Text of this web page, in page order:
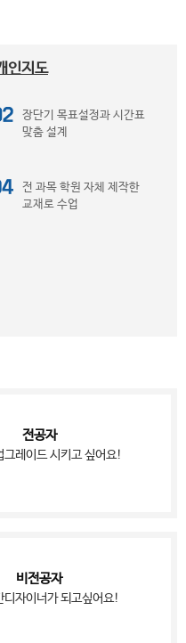
인지도
장단기 목표설정과 시간표
맞춤 설계
전 과목 학원 자체 제작한
교재로 수업
전공자
그레이드 시키고 싶어요!
비전공자
디자이너가 되고싶어요!